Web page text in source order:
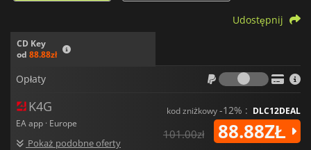
CD Key
od 88.88zł
Udostępnij
Opłaty
Opłaty
K4G
EA app · Europe
Pokaż podobne oferty
kod zniżkowy-12% : DLC12DEAL
101.00zł 88.88ZŁ